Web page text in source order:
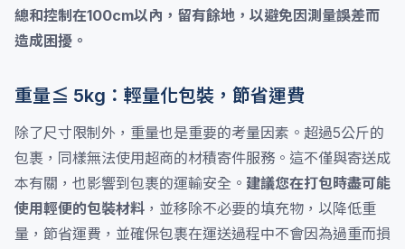
總和控制在100cm以內，留有餘地，以避免因測量誤差而
造成困擾。
重量≦ 5kg：輕量化包裝，節省運費
除了尺寸限制外，重量也是重要的考量因素。超過5公斤的
包裹，同樣無法使用超商的材積寄件服務。這不僅與寄送成
本有關，也影響到包裹的運輸安全。 建議您在打包時盡可能
使用輕便的包裝材料 ，並移除不必要的填充物，以降低重
量，節省運費，並確保包裹在運送過程中不會因為過重而損